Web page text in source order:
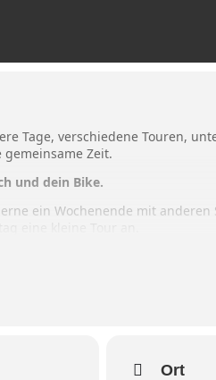
Tage, verschiedene Touren,
Zeit.
und dein Bike.
ein Wochenende mit
und einer Andacht, uns
Ort